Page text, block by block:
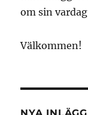
om sin
Välkommen!